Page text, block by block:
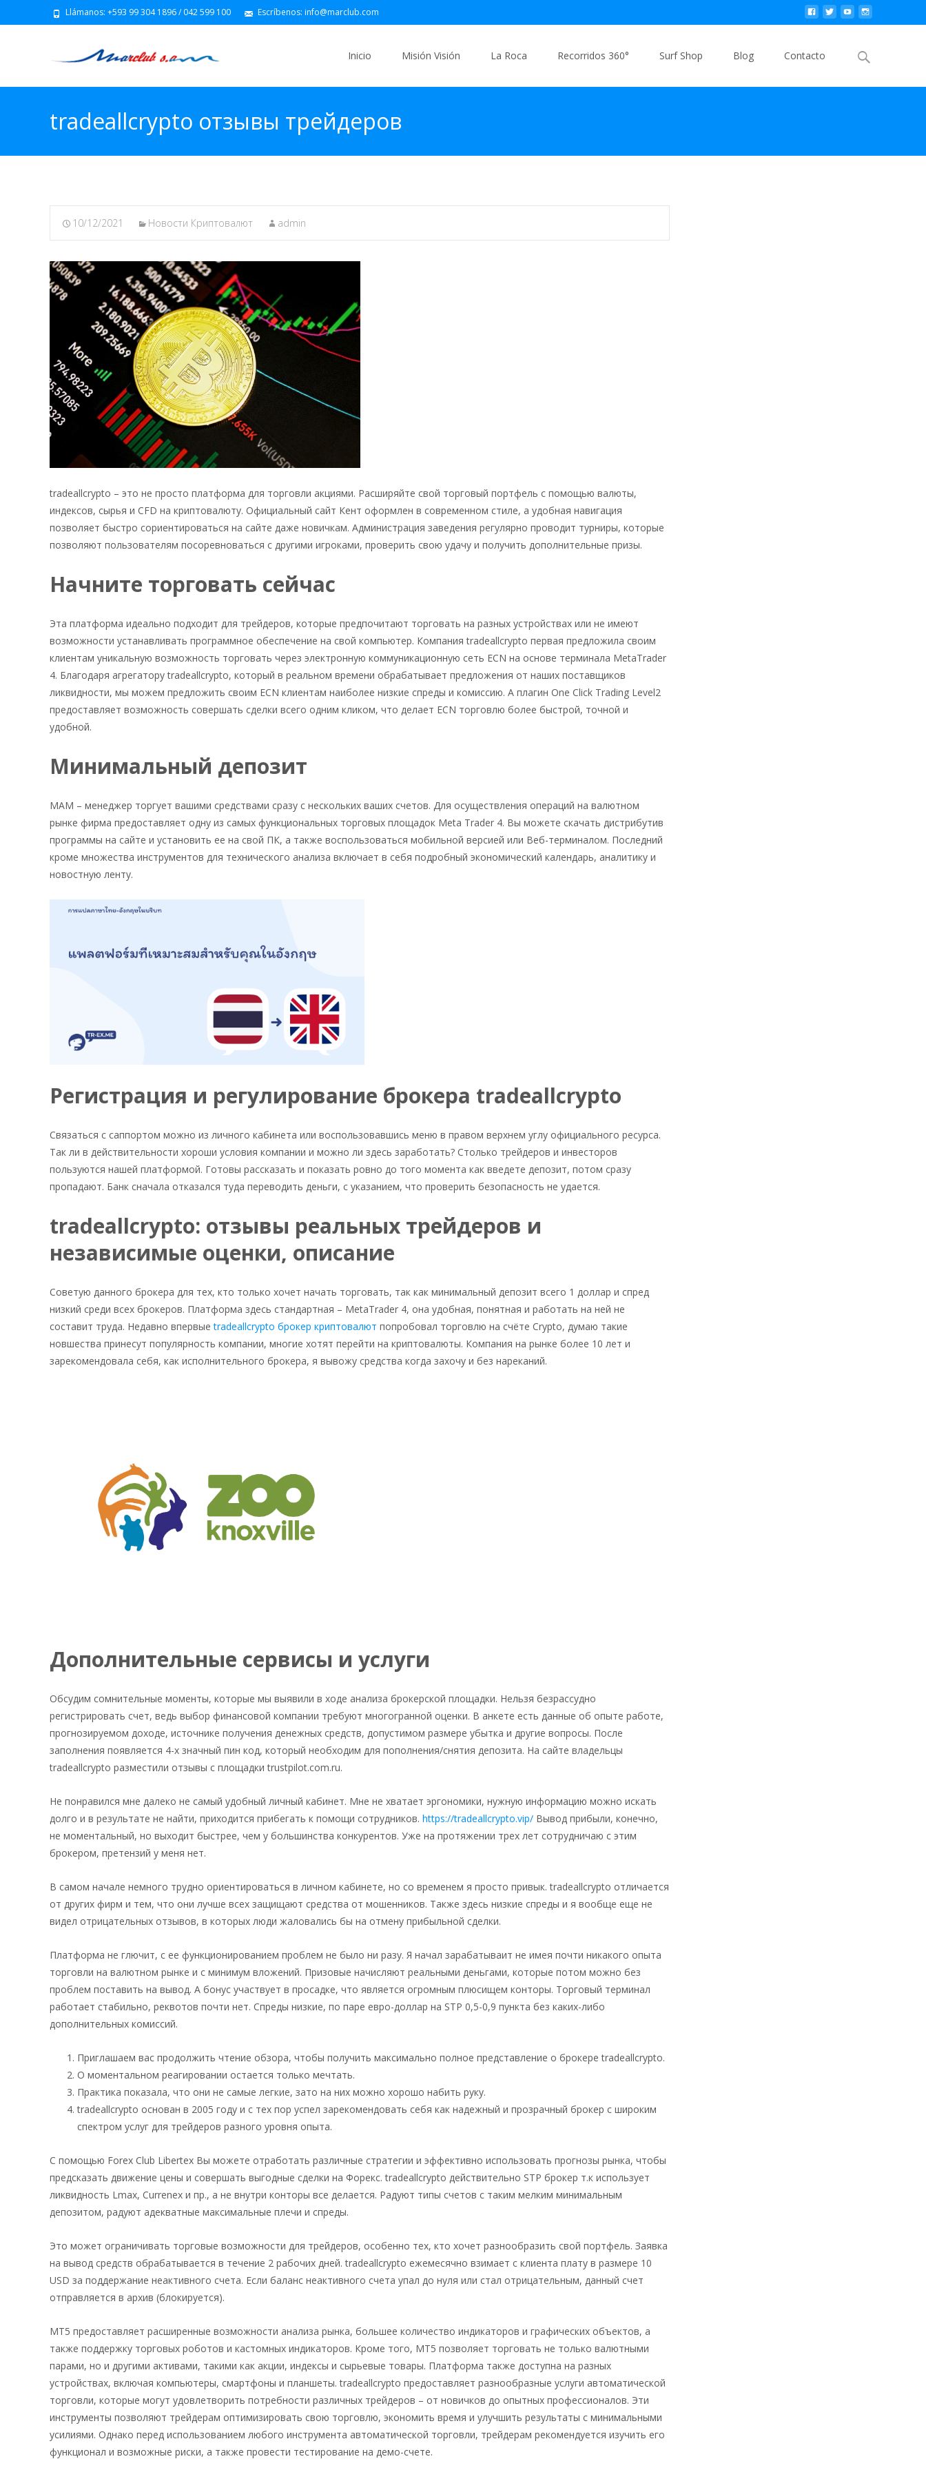
Llámanos: +593 99 304 1896 / 042 599 100 Escríbenos: info@marclub.com
Inicio Misión Visión La Roca Recorridos 360° Surf Shop Blog Contacto
Buscar
por:
tradeallcrypto отзывы трейдеров
10/12/2021 Новости Криптовалют admin
tradeallcrypto – это не просто платформа для торговли акциями. Расширяйте свой торговый портфель с помощью валюты,
индексов, сырья и CFD на криптовалюту. Официальный сайт Кент оформлен в современном стиле, а удобная навигация
позволяет быстро сориентироваться на сайте даже новичкам. Администрация заведения регулярно проводит турниры, которые
позволяют пользователям посоревноваться с другими игроками, проверить свою удачу и получить дополнительные призы.
Начните торговать сейчас
Эта платформа идеально подходит для трейдеров, которые предпочитают торговать на разных устройствах или не имеют
возможности устанавливать программное обеспечение на свой компьютер. Компания tradeallcrypto первая предложила своим
клиентам уникальную возможность торговать через электронную коммуникационную сеть ECN на основе терминала MetaTrader
4. Благодаря агрегатору tradeallcrypto, который в реальном времени обрабатывает предложения от наших поставщиков
ликвидности, мы можем предложить своим ECN клиентам наиболее низкие спреды и комиссию. А плагин One Click Trading Level2
предоставляет возможность совершать сделки всего одним кликом, что делает ECN торговлю более быстрой, точной и
удобной.
Минимальный депозит
MAM – менеджер торгует вашими средствами сразу с нескольких ваших счетов. Для осуществления операций на валютном
рынке фирма предоставляет одну из самых функциональных торговых площадок Meta Trader 4. Вы можете скачать дистрибутив
программы на сайте и установить ее на свой ПК, а также воспользоваться мобильной версией или Веб-терминалом. Последний
кроме множества инструментов для технического анализа включает в себя подробный экономический календарь, аналитику и
новостную ленту.
Регистрация и регулирование брокера tradeallcrypto
Связаться с саппортом можно из личного кабинета или воспользовавшись меню в правом верхнем углу официального ресурса.
Так ли в действительности хороши условия компании и можно ли здесь заработать? Столько трейдеров и инвесторов
пользуются нашей платформой. Готовы рассказать и показать ровно до того момента как введете депозит, потом сразу
пропадают. Банк сначала отказался туда переводить деньги, с указанием, что проверить безопасность не удается.
tradeallcrypto: отзывы реальных трейдеров и
независимые оценки, описание
Советую данного брокера для тех, кто только хочет начать торговать, так как минимальный депозит всего 1 доллар и спред
низкий среди всех брокеров. Платформа здесь стандартная – MetaTrader 4, она удобная, понятная и работать на ней не
составит труда. Недавно впервыеtradeallcrypto брокер криптовалют попробовал торговлю на счёте Crypto, думаю такие
новшества принесут популярность компании, многие хотят перейти на криптовалюты. Компания на рынке более 10 лет и
зарекомендовала себя, как исполнительного брокера, я вывожу средства когда захочу и без нареканий.
Дополнительные сервисы и услуги
Обсудим сомнительные моменты, которые мы выявили в ходе анализа брокерской площадки. Нельзя безрассудно
регистрировать счет, ведь выбор финансовой компании требуют многогранной оценки. В анкете есть данные об опыте работе,
прогнозируемом доходе, источнике получения денежных средств, допустимом размере убытка и другие вопросы. После
заполнения появляется 4-х значный пин код, который необходим для пополнения/снятия депозита. На сайте владельцы
tradeallcrypto разместили отзывы с площадки trustpilot.com.ru.
Не понравился мне далеко не самый удобный личный кабинет. Мне не хватает эргономики, нужную информацию можно искать
долго и в результате не найти, приходится прибегать к помощи сотрудников. https://tradeallcrypto.vip/ Вывод прибыли, конечно,
не моментальный, но выходит быстрее, чем у большинства конкурентов. Уже на протяжении трех лет сотрудничаю с этим
брокером, претензий у меня нет.
В самом начале немного трудно ориентироваться в личном кабинете, но со временем я просто привык. tradeallcrypto отличается
от других фирм и тем, что они лучше всех защищают средства от мошенников. Также здесь низкие спреды и я вообще еще не
видел отрицательных отзывов, в которых люди жаловались бы на отмену прибыльной сделки.
Платформа не глючит, с ее функционированием проблем не было ни разу. Я начал зарабатываит не имея почти никакого опыта
торговли на валютном рынке и с минимум вложений. Призовые начисляют реальными деньгами, которые потом можно без
проблем поставить на вывод. А бонус участвует в просадке, что является огромным плюсищем конторы. Торговый терминал
работает стабильно, реквотов почти нет. Спреды низкие, по паре евро-доллар на STP 0,5-0,9 пункта без каких-либо
дополнительных комиссий.
Приглашаем вас продолжить чтение обзора, чтобы получить максимально полное представление о брокере tradeallcrypto.
О моментальном реагировании остается только мечтать.
Практика показала, что они не самые легкие, зато на них можно хорошо набить руку.
tradeallcrypto основан в 2005 году и с тех пор успел зарекомендовать себя как надежный и прозрачный брокер с широким
спектром услуг для трейдеров разного уровня опыта.
С помощью Forex Club Libertex Вы можете отработать различные стратегии и эффективно использовать прогнозы рынка, чтобы
предсказать движение цены и совершать выгодные сделки на Форекс. tradeallcrypto действительно STP брокер т.к использует
ликвидность Lmax, Currenex и пр., а не внутри конторы все делается. Радуют типы счетов с таким мелким минимальным
депозитом, радуют адекватные максимальные плечи и спреды.
Это может ограничивать торговые возможности для трейдеров, особенно тех, кто хочет разнообразить свой портфель. Заявка
на вывод средств обрабатывается в течение 2 рабочих дней. tradeallcrypto ежемесячно взимает с клиента плату в размере 10
USD за поддержание неактивного счета. Если баланс неактивного счета упал до нуля или стал отрицательным, данный счет
отправляется в архив (блокируется).
MT5 предоставляет расширенные возможности анализа рынка, большее количество индикаторов и графических объектов, а
также поддержку торговых роботов и кастомных индикаторов. Кроме того, MT5 позволяет торговать не только валютными
парами, но и другими активами, такими как акции, индексы и сырьевые товары. Платформа также доступна на разных
устройствах, включая компьютеры, смартфоны и планшеты. tradeallcrypto предоставляет разнообразные услуги автоматической
торговли, которые могут удовлетворить потребности различных трейдеров – от новичков до опытных профессионалов. Эти
инструменты позволяют трейдерам оптимизировать свою торговлю, экономить время и улучшить результаты с минимальными
усилиями. Однако перед использованием любого инструмента автоматической торговли, трейдерам рекомендуется изучить его
функционал и возможные риски, а также провести тестирование на демо-счете.